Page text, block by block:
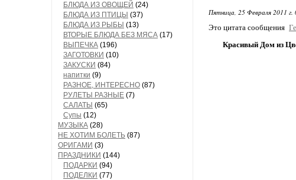
БЛЮДА ИЗ ОВОЩЕЙ (24)
БЛЮДА ИЗ ПТИЦЫ (37)
БЛЮДА ИЗ РЫБЫ (13)
ВТОРЫЕ БЛЮДА БЕЗ МЯСА (17)
ВЫПЕЧКА (196)
ЗАГОТОВКИ (10)
ЗАКУСКИ (84)
напитки (9)
РАЗНОЕ, ИНТЕРЕСНО (87)
РУЛЕТЫ РАЗНЫЕ (7)
САЛАТЫ (65)
Супы (12)
МУЗЫКА (28)
НЕ ХОТИМ БОЛЕТЬ (87)
ОРИГАМИ (3)
ПРАЗДНИКИ (144)
ПОДАРКИ (94)
ПОДЕЛКИ (77)
Пятница, 25 Февраля 2011 г.
Это цитата сообщения
Красивый Дом из